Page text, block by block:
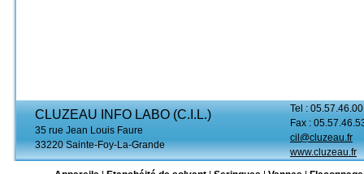
CLUZEAU INFO LABO (C.I.L.)
35 rue Jean Louis Faure
33220 Sainte-Foy-La-Grande
Tel :
Fax :
cil@cluzeau.fr
www.cluzeau.fr